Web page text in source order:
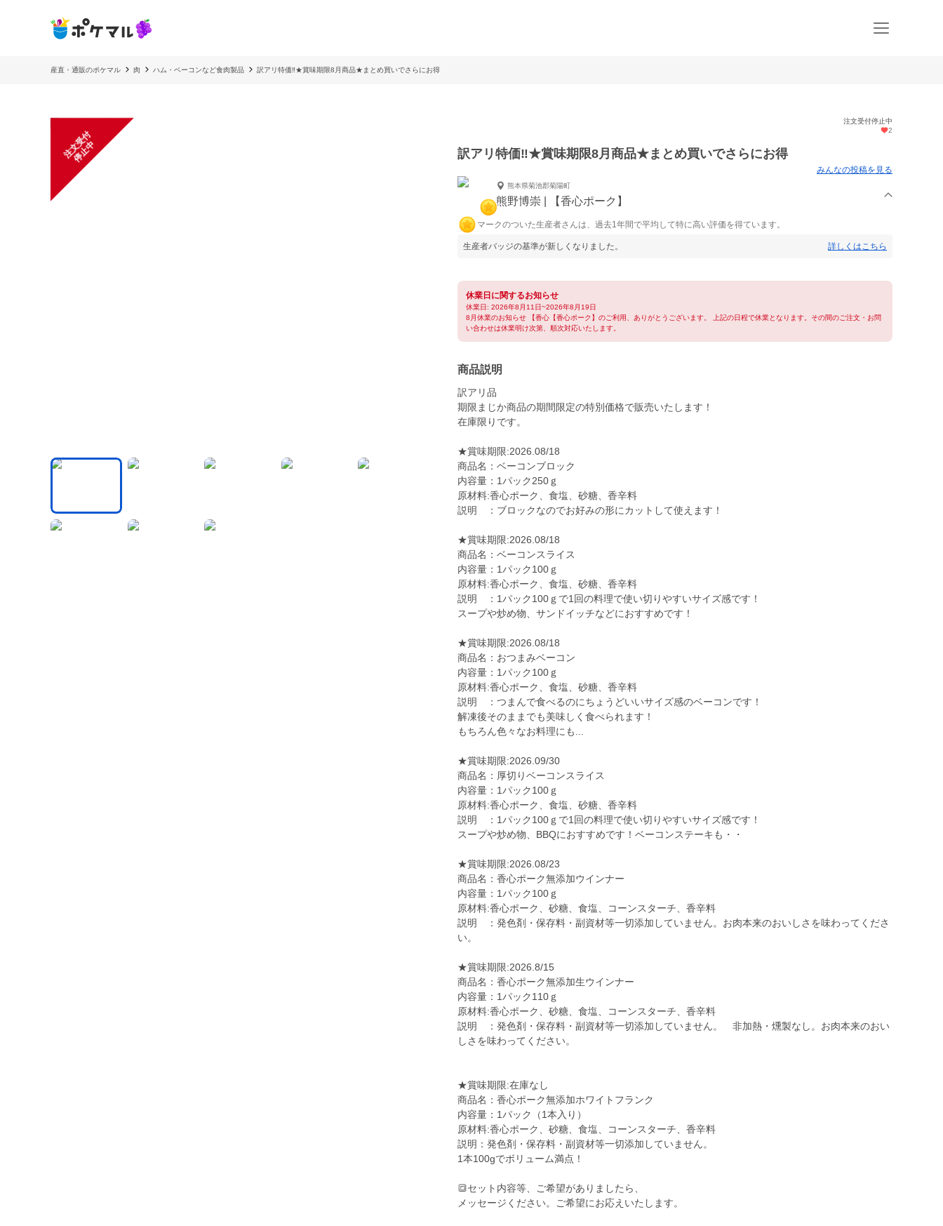
産直・通販のポケマル 肉 ハム・ベーコンなど食肉製品 訳アリ特価‼︎★賞味期限8月商品★まとめ買いでさらにお得
注
文
受
付
停
止
中
注文受付停止中
2
訳アリ特価‼︎★賞味期限8月商品★まとめ買いでさらにお得
みんなの投稿を見る
熊本県菊池郡菊陽町
熊野博崇 | 【香心ポーク】
マークのついた生産者さんは、過去1年間で平均して特に高い評価を得ています。
生産者バッジの基準が新しくなりました。 詳しくはこちら
休業日に関するお知らせ
休業日: 2026年8月11日~2026年8月19日
8月休業のお知らせ 【香心【香心ポーク】のご利用、ありがとうございます。 上記の日程で休業となります。その間のご注文・お問
い合わせは休業明け次第、順次対応いたします。
商品説明
訳アリ品
期限まじか商品の期間限定の特別価格で販売いたします！
在庫限りです。
★賞味期限:2026.08/18
商品名：ベーコンブロック
内容量：1パック250ｇ
原材料:香心ポーク、食塩、砂糖、香辛料
説明 ：ブロックなのでお好みの形にカットして使えます！
★賞味期限:2026.08/18
商品名：ベーコンスライス
内容量：1パック100ｇ
原材料:香心ポーク、食塩、砂糖、香辛料
説明 ：1パック100ｇで1回の料理で使い切りやすいサイズ感です！
スープや炒め物、サンドイッチなどにおすすめです！
★賞味期限:2026.08/18
商品名：おつまみベーコン
内容量：1パック100ｇ
原材料:香心ポーク、食塩、砂糖、香辛料
説明 ：つまんで食べるのにちょうどいいサイズ感のベーコンです！
解凍後そのままでも美味しく食べられます！
もちろん色々なお料理にも...
★賞味期限:2026.09/30
商品名：厚切りベーコンスライス
内容量：1パック100ｇ
原材料:香心ポーク、食塩、砂糖、香辛料
説明 ：1パック100ｇで1回の料理で使い切りやすいサイズ感です！
スープや炒め物、BBQにおすすめです！ベーコンステーキも・・
★賞味期限:2026.08/23
商品名：香心ポーク無添加ウインナー
内容量：1パック100ｇ
原材料:香心ポーク、砂糖、食塩、コーンスターチ、香辛料
説明 ：発色剤・保存料・副資材等一切添加していません。お肉本来のおいしさを味わってくださ
い。
★賞味期限:2026.8/15
商品名：香心ポーク無添加生ウインナー
内容量：1パック110ｇ
原材料:香心ポーク、砂糖、食塩、コーンスターチ、香辛料
説明 ：発色剤・保存料・副資材等一切添加していません。 非加熱・燻製なし。お肉本来のおい
しさを味わってください。
★賞味期限:在庫なし
商品名：香心ポーク無添加ホワイトフランク
内容量：1パック（1本入り）
原材料:香心ポーク、砂糖、食塩、コーンスターチ、香辛料
説明：発色剤・保存料・副資材等一切添加していません。
1本100gでボリューム満点！
🔳セット内容等、ご希望がありましたら、
メッセージください。ご希望にお応えいたします。